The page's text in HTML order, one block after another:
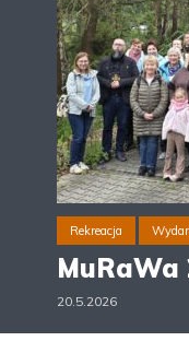
Rekreacja
MuRaWa
20.5.2026